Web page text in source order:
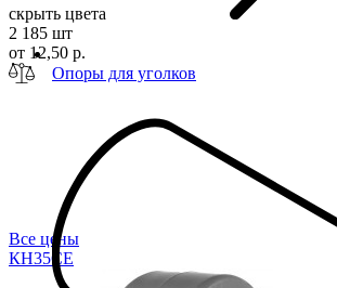
Опоры для уголков
скрыть цвета
2 185 шт
от 12,50 р.
Все цены
КН35СЕ